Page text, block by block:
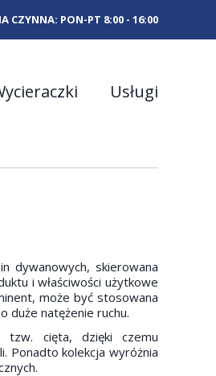
CZYNNA: PON-PT 8:00 - 16:00
Usługi
dywanowych, skierowana
i właściwości użytkowe
może być stosowana
duże natężenie ruchu.
tzw. cięta, dzięki czemu
Ponadto kolekcja wyróżnia